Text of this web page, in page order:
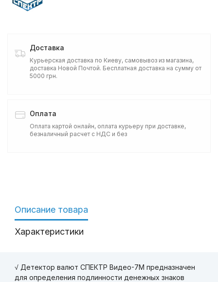
Доставка
Курьерская доставка по Киеву, самовывоз из магазина,
доставка Новой Почтой. Бесплатная доставка на сумму от
5000 грн.
Оплата
Оплата картой онлайн, оплата курьеру при доставке,
безналичный расчет с НДС и без
Описание товара
Характеристики
√ Детектор валют СПЕКТР Видео-7M предназначен
для определения подлинности денежных знаков